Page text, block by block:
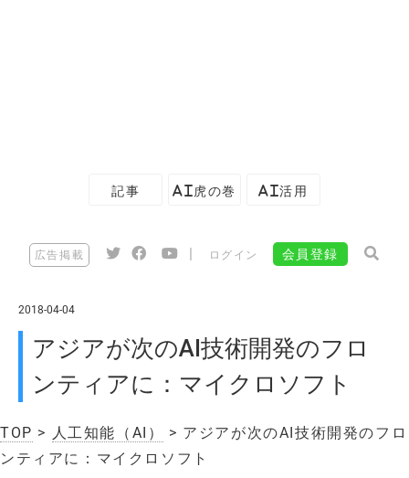
記事 AI虎の巻 AI活用
広告掲載 ログイン 会員登録
2018-04-04
アジアが次のAI技術開発のフロ
ンティアに：マイクロソフト
TOP > 人工知能（AI）
> アジアが次のAI技術開発のフロ
ンティアに：マイクロソフト